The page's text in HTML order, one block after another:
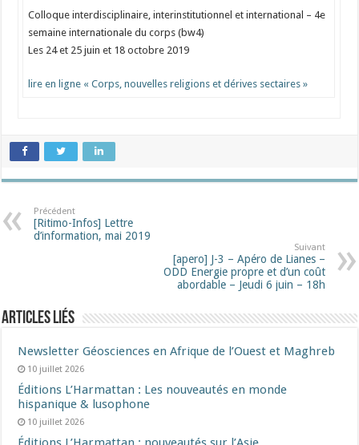
Colloque interdisciplinaire, interinstitutionnel et international – 4e
semaine internationale du corps (bw4)
Les 24 et 25 juin et 18 octobre 2019
lire en ligne « Corps, nouvelles religions et dérives sectaires »
Précédent
[Ritimo-Infos] Lettre
d’information, mai 2019
Suivant
[apero] J-3 – Apéro de Lianes –
ODD Energie propre et d’un coût
abordable – Jeudi 6 juin – 18h
Articles liés
Newsletter Géosciences en Afrique de l’Ouest et Maghreb
10 juillet 2026
Éditions L’Harmattan : Les nouveautés en monde
hispanique & lusophone
10 juillet 2026